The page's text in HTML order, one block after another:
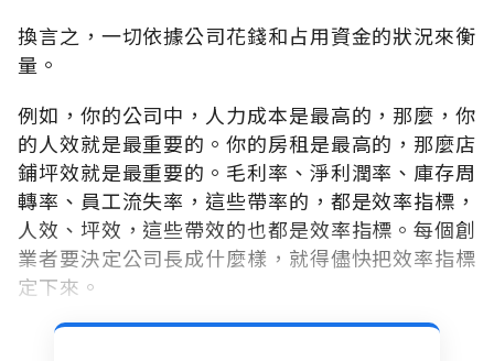
換言之，一切依據公司花錢和占用資金的狀況來衡
量。
例如，你的公司中，人力成本是最高的，那麼，你
的人效就是最重要的。你的房租是最高的，那麼店
鋪坪效就是最重要的。毛利率、淨利潤率、庫存周
轉率、員工流失率，這些帶率的，都是效率指標，
人效、坪效，這些帶效的也都是效率指標。每個創
業者要決定公司長成什麼樣，就得儘快把效率指標
定下來。